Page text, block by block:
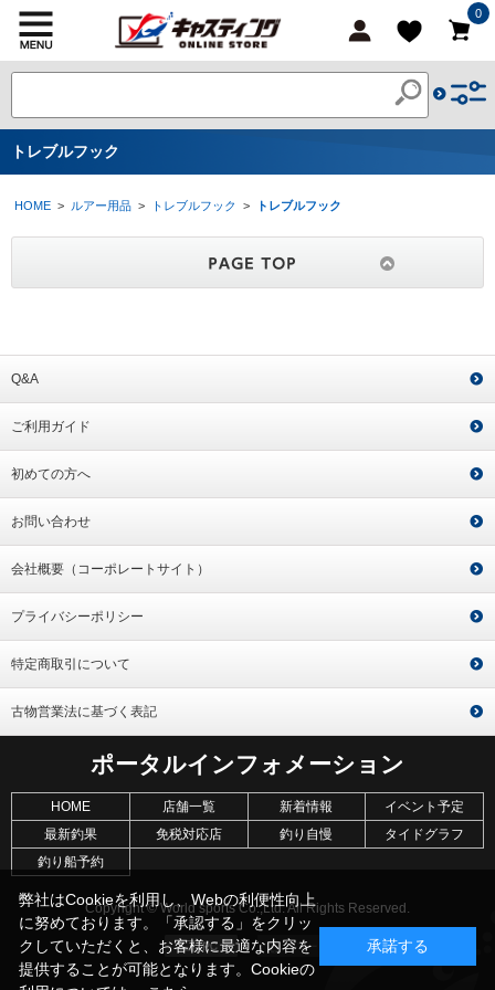
0
トレブルフック
HOME > ルアー用品 > トレブルフック > トレブルフック
Q&A
ご利用ガイド
初めての方へ
お問い合わせ
会社概要（コーポレートサイト）
プライバシーポリシー
特定商取引について
古物営業法に基づく表記
ポータルインフォメーション
HOME 店舗一覧 新着情報
イベント予定
最新釣果
免税対応店 釣り自慢
タイドグラフ
釣り船予約
Copyright © World sports Co.,Ltd. All Rights Reserved.
弊社はCookieを利用し、Webの利便性向上
に努めております。「承認する」をクリッ
クしていただくと、お客様に最適な内容を
提供することが可能となります。Cookieの
承諾する